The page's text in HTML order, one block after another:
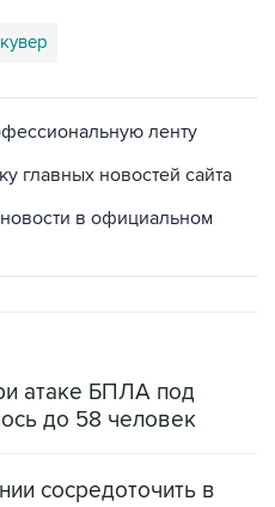
ленту
главных новостей сайта
в официальном
атаке БПЛА под
до 58 человек
сосредоточить в